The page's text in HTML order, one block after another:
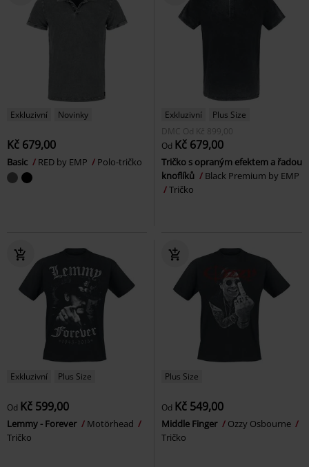
Exkluzivní Novinky
Kč 679,00
Basic RED by EMP Polo-tričko
Exkluzivní
Plus Size
DMC Od Kč 899,00
Od Kč 679,00
Tričko s opraným efektem a řadou
knoflíků
Black Premium by EMP
Tričko
Exkluzivní Plus Size
Od Kč 599,00
Lemmy - Forever
Motörhead
Tričko
Plus Size
Od Kč 549,00
Middle Finger
Ozzy Osbourne
Tričko